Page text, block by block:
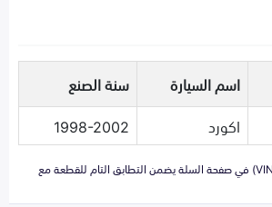
اسم السيارة
سنة الصنع
اكورد 1998-2002
تزويدنا برقم الهيكل (VIN) في صفحة السلة يضمن التطابق التام للقطعة مع